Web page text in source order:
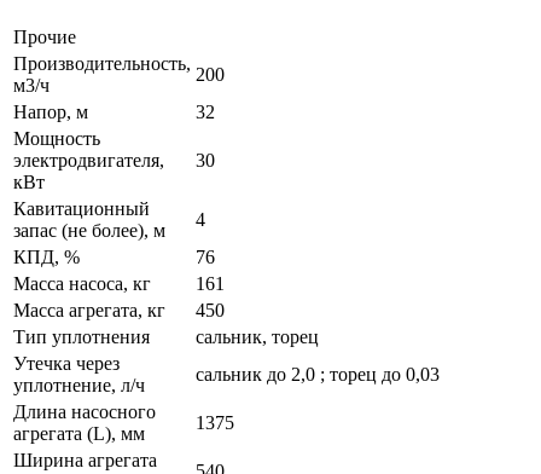
Прочие
Производительность,
м3/ч
200
Напор, м
32
Мощность
электродвигателя,
кВт
30
Кавитационный
запас (не более), м
4
КПД, %
76
Масса насоса, кг
161
Масса агрегата, кг
450
Тип уплотнения
сальник, торец
Утечка через
уплотнение, л/ч
сальник до 2,0 ; торец до 0,03
Длина насосного
агрегата (L), мм
1375
Ширина агрегата